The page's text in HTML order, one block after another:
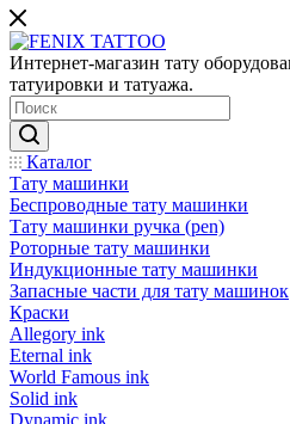
Интернет-магазин тату
татуировки и татуажа.
Каталог
Тату машинки
Беспроводные тату машинки
Тату машинки ручка (pen)
Роторные тату машинки
Индукционные тату машинки
Запасные части для тату машинок
Краски
Allegory ink
Eternal ink
World Famous ink
Solid ink
Dynamic ink